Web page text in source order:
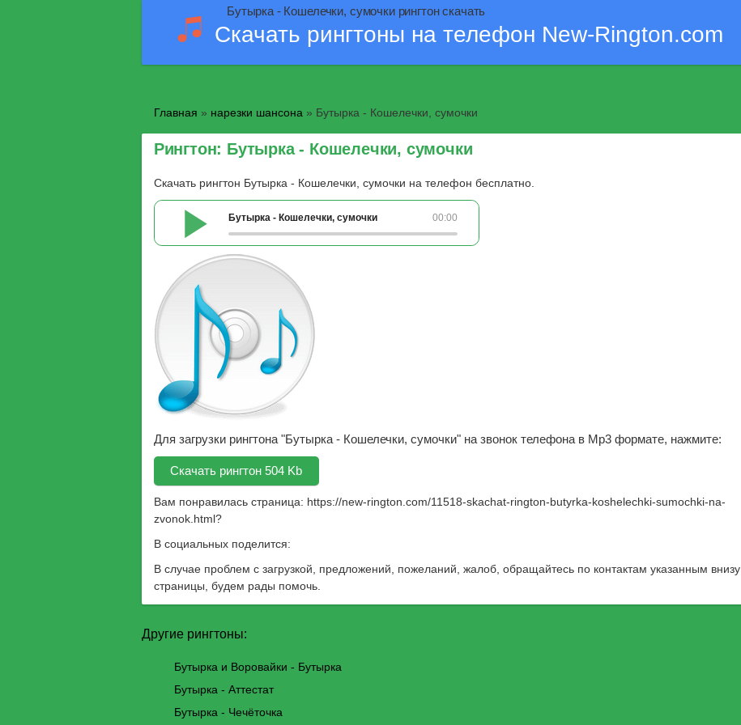
Бутырка - Кошелечки, сумочки рингтон скачать
Скачать рингтоны на телефон New-Rington.com
Главная » нарезки шансона» Бутырка - Кошелечки, сумочки
Рингтон: Бутырка - Кошелечки, сумочки
Скачать рингтон Бутырка - Кошелечки, сумочки на телефон бесплатно.
00:00
Бутырка - Кошелечки, сумочки
Для загрузки рингтона "Бутырка - Кошелечки, сумочки" на звонок телефона в Mp3 формате, нажмите:
Скачать рингтон 504 Kb
Вам понравилась страница: https://new-rington.com/11518-skachat-rington-butyrka-koshelechki-sumochki-na-
zvonok.html?
В социальных поделится:
В случае проблем с загрузкой, предложений, пожеланий, жалоб, обращайтесь по контактам указанным внизу
страницы, будем рады помочь.
Другие рингтоны:
Бутырка и Воровайки - Бутырка
Бутырка - Аттестат
Бутырка - Чечёточка